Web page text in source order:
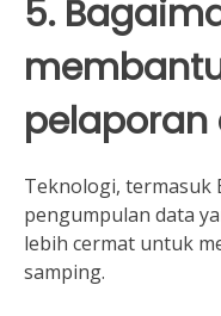
5.
pelaporan
Teknologi, termasuk
pengumpulan data
lebih cermat untuk
samping.